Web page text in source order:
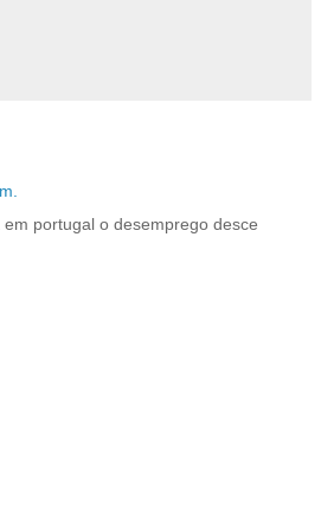
portugal o desemprego desce